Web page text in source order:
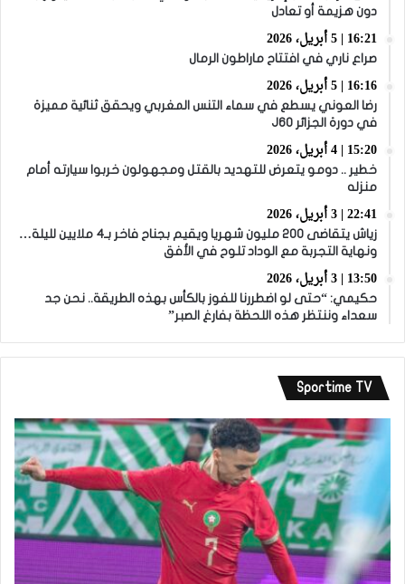
دون هزيمة أو تعادل
16:21 | 5 أبريل، 2026
صراع ناري في افتتاح ماراطون الرمال
16:16 | 5 أبريل، 2026
رضا العوني يسطع في سماء التنس المغربي ويحقق ثنائية مميزة
في دورة الجزائر J60
15:20 | 4 أبريل، 2026
خطير .. دومو يتعرض للتهديد بالقتل ومجهولون خربوا سيارته أمام
منزله
22:41 | 3 أبريل، 2026
زياش يتقاضى 200 مليون شهريا ويقيم بجناح فاخر بـ4 ملايين لليلة…
ونهاية التجربة مع الوداد تلوح في الأفق
13:50 | 3 أبريل، 2026
حكيمي: “حتى لو اضطررنا للفوز بالكأس بهذه الطريقة.. نحن جد
سعداء وننتظر هذه اللحظة بفارغ الصبر”
Sportime TV